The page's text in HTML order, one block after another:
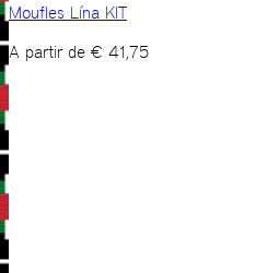
Moufles Lína KIT
A partir de € 41,75